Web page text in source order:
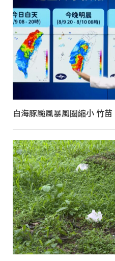
白海豚颱風暴風圈縮小 竹